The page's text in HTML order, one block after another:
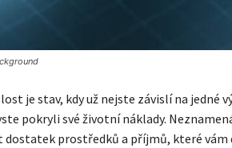
je stav, kdy už nejste závislí na jedné
pokryli své životní náklady.
prostředků a příjmů, které vám